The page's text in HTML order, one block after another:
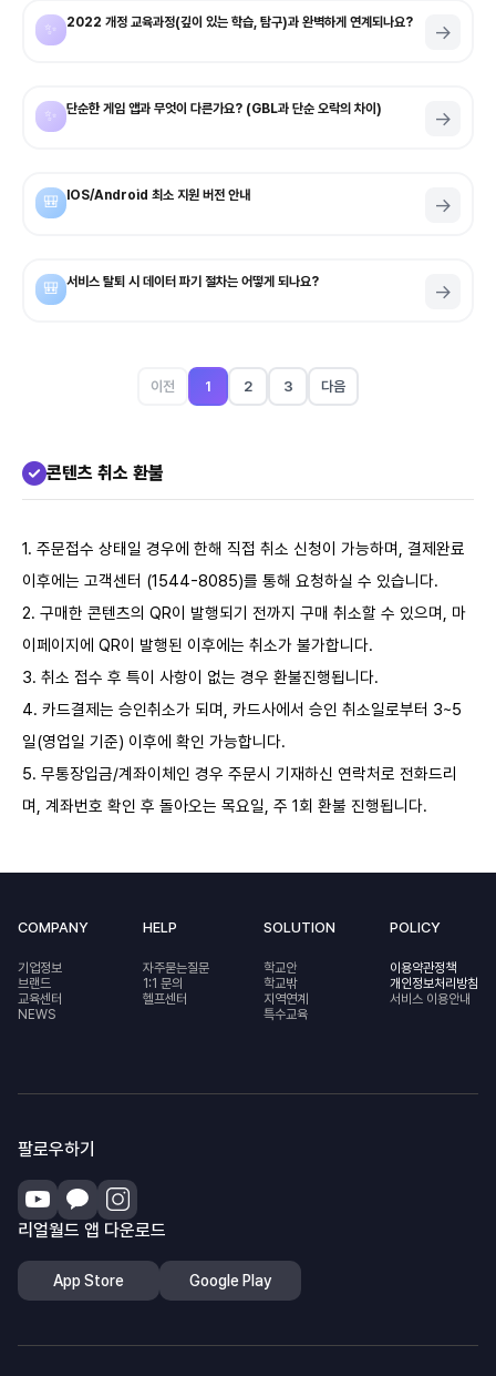
✨ 2022 개정 교육과정(깊이 있는 학습, 탐구)과 완벽하게 연계되나요? →
✨ 단순한 게임 앱과 무엇이 다른가요? (GBL과 단순 오락의 차이) →
🎒 IOS/Android 최소 지원 버전 안내 →
🎒 서비스 탈퇴 시 데이터 파기 절차는 어떻게 되나요? →
이전 1 2 3 다음
콘텐츠 취소 환불
1. 주문접수 상태일 경우에 한해 직접 취소 신청이 가능하며, 결제완료
이후에는 고객센터 (1544-8085)를 통해 요청하실 수 있습니다.
2. 구매한 콘텐츠의 QR이 발행되기 전까지 구매 취소할 수 있으며, 마
이페이지에 QR이 발행된 이후에는 취소가 불가합니다.
3. 취소 접수 후 특이 사항이 없는 경우 환불진행됩니다.
4. 카드결제는 승인취소가 되며, 카드사에서 승인 취소일로부터 3~5
일(영업일 기준) 이후에 확인 가능합니다.
5. 무통장입금/계좌이체인 경우 주문시 기재하신 연락처로 전화드리
며, 계좌번호 확인 후 돌아오는 목요일, 주 1회 환불 진행됩니다.
COMPANY
기업정보
브랜드
교육센터
NEWS
HELP
자주묻는질문
1:1 문의
헬프센터
SOLUTION
학교안
학교밖
지역연계
특수교육
POLICY
이용약관정책
개인정보처리방침
서비스 이용안내
팔로우하기
리얼월드 앱 다운로드
App Store Google Play